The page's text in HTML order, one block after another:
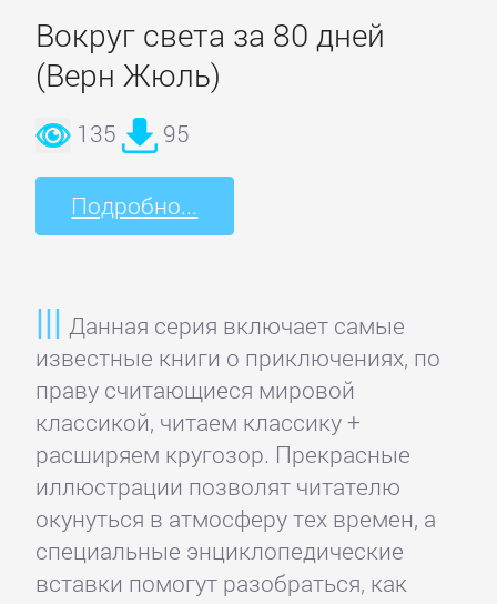
Вокруг света за 80 дней
(Верн Жюль)
135 95
Подробно...
Данная серия включает самые
известные книги о приключениях, по
праву считающиеся мировой
классикой, читаем классику +
расширяем кругозор. Прекрасные
иллюстрации позволят читателю
окунуться в атмосферу тех времен, а
специальные энциклопедические
вставки помогут разобраться, как
Прочая
образовательная
литература
Социология
Физика
Философия
Юриспруденция,
право